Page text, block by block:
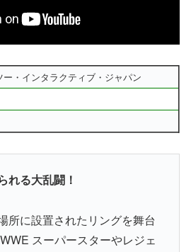
・インタラクティブ・ジャパン
れる大乱闘！
所に設置されたリングを舞台
スーパースターやレジェ